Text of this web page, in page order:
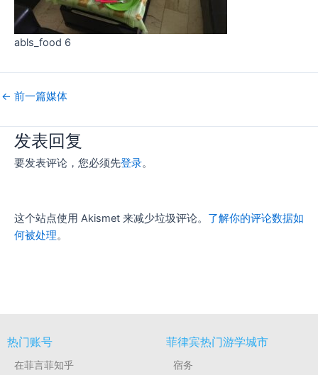
abls_food 6
← 前一篇媒体
发表回复
要发表评论，您必须先登录。
这个站点使用 Akismet 来减少垃圾评论。 了解你的评论数据如
何被处理。
热门账号
在菲言菲知乎
菲律宾热门游学城市
宿务